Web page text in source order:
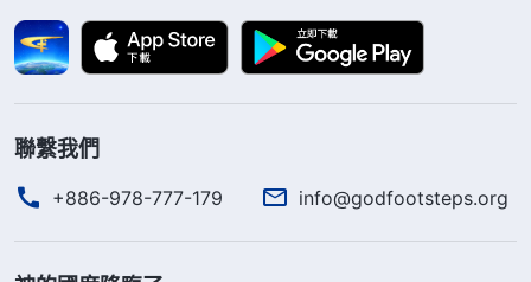
聯繫我們
+886-978-777-179 info@godfootsteps.org